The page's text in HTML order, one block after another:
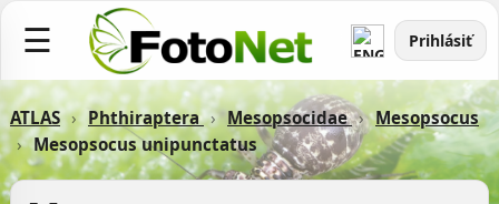
☰ Prihlásiť
ATLAS › Phthiraptera › Mesopsocidae › Mesopsocus
› Mesopsocus unipunctatus